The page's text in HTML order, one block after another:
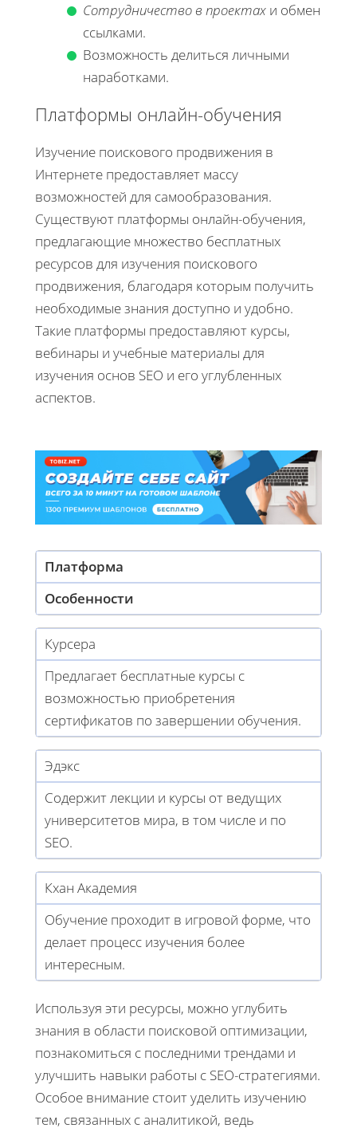
Сотрудничество в проектах и обмен
ссылками.
Возможность делиться личными
наработками.
Платформы онлайн-обучения
Изучение поискового продвижения в
Интернете предоставляет массу
возможностей для самообразования.
Существуют платформы онлайн-обучения,
предлагающие множество бесплатных
ресурсов для изучения поискового
продвижения, благодаря которым получить
необходимые знания доступно и удобно.
Такие платформы предоставляют курсы,
вебинары и учебные материалы для
изучения основ SEO и его углубленных
аспектов.
Платформа
Особенности
Курсера
Предлагает бесплатные курсы с
возможностью приобретения
сертификатов по завершении обучения.
Эдэкс
Содержит лекции и курсы от ведущих
университетов мира, в том числе и по
SEO.
Кхан Академия
Обучение проходит в игровой форме, что
делает процесс изучения более
интересным.
Используя эти ресурсы, можно углубить
знания в области поисковой оптимизации,
познакомиться с последними трендами и
улучшить навыки работы с SEO-стратегиями.
Особое внимание стоит уделить изучению
тем, связанных с аналитикой, ведь